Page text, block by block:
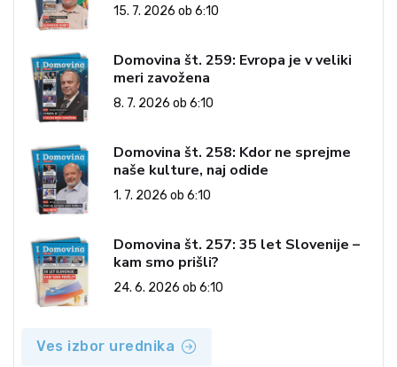
15. 7. 2026 ob 6:10
Domovina št. 259: Evropa je v veliki
meri zavožena
8. 7. 2026 ob 6:10
Domovina št. 258: Kdor ne sprejme
naše kulture, naj odide
1. 7. 2026 ob 6:10
Domovina št. 257: 35 let Slovenije –
kam smo prišli?
24. 6. 2026 ob 6:10
Ves izbor urednika